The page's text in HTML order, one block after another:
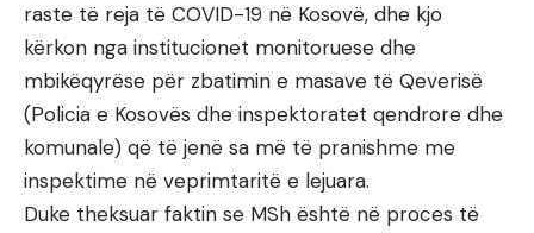
raste të reja të COVID-19 në Kosovë, dhe kjo
kërkon nga institucionet monitoruese dhe
mbikëqyrëse për zbatimin e masave të Qeverisë
(Policia e Kosovës dhe inspektoratet qendrore dhe
komunale) që të jenë sa më të pranishme me
inspektime në veprimtaritë e lejuara.
Duke theksuar faktin se MSh është në proces të